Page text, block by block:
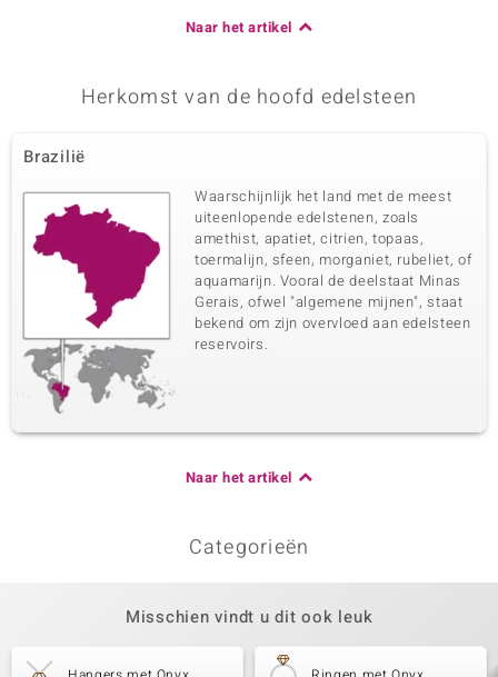
Naar het artikel
Herkomst van de hoofd edelsteen
Brazilië
Waarschijnlijk het land met de meest
uiteenlopende edelstenen, zoals
amethist, apatiet, citrien, topaas,
toermalijn, sfeen, morganiet, rubeliet, of
aquamarijn. Vooral de deelstaat Minas
Gerais, ofwel "algemene mijnen", staat
bekend om zijn overvloed aan edelsteen
reservoirs.
Naar het artikel
Categorieën
Misschien vindt u dit ook leuk